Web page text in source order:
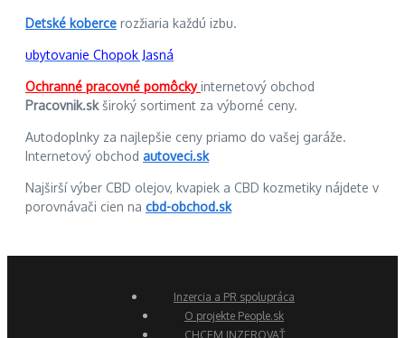
Detské koberce rozžiaria každú izbu.
ubytovanie Chopok Jasná
Ochranné pracovné pomôckyinternetový obchod
Pracovnik.skširoký sortiment za výborné ceny.
Autodoplnky za najlepšie ceny priamo do vašej garáže.
Internetový obchod autoveci.sk
Najširší výber CBD olejov, kvapiek a CBD kozmetiky nájdete v
porovnávači cien na cbd-obchod.sk
Inzercia a PR spolupráca
O projekte People.sk
CHCEM INZEROVAŤ